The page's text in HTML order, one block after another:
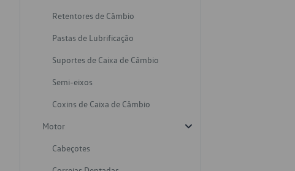
Retentores de Câmbio
Pastas de Lubrificação
Suportes de Caixa de Câmbio
Semi-eixos
Coxins de Caixa de Câmbio
Motor
Cabeçotes